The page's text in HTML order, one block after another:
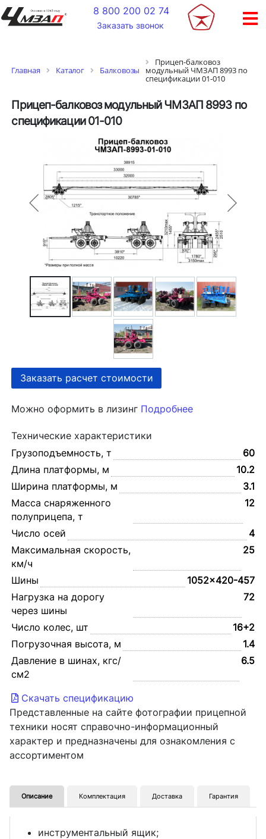
8 800 200 02 74
Заказать звонок
Главная Каталог Балковозы
Прицеп-балковоз
модульный ЧМЗАП 8993 по
спецификации 01-010
Прицеп-балковоз модульный ЧМЗАП 8993 по
спецификации 01-010
Заказать расчет стоимости
Можно оформить в лизинг Подробнее
Технические характеристики
Грузоподъемность, т
60
Длина платформы, м
10.2
Ширина платформы, м
3.1
Масса снаряженного
полуприцепа, т
12
Число осей
4
Максимальная скорость,
км/ч
25
Шины
1052x420-457
Нагрузка на дорогу
через шины
72
Число колес, шт
16+2
Погрузочная высота, м
1.4
Давление в шинах, кгс/
см2
6.5
Скачать спецификацию
Представленные на сайте фотографии прицепной
техники носят справочно-информационный
характер и предназначены для ознакомления с
ассортиментом
Описание Комплектация Доставка Гарантия
инструментальный ящик;